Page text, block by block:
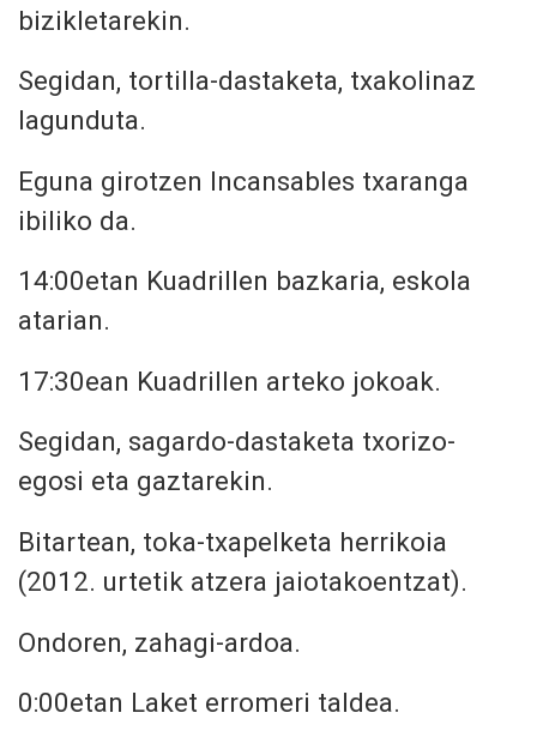
bizikletarekin.
Segidan, tortilla-dastaketa, txakolinaz
lagunduta.
Eguna girotzen Incansables txaranga
ibiliko da.
14:00etan Kuadrillen bazkaria, eskola
atarian.
17:30ean Kuadrillen arteko jokoak.
Segidan, sagardo-dastaketa txorizo-
egosi eta gaztarekin.
Bitartean, toka-txapelketa herrikoia
(2012. urtetik atzera jaiotakoentzat).
Ondoren, zahagi-ardoa.
0:00etan Laket erromeri taldea.